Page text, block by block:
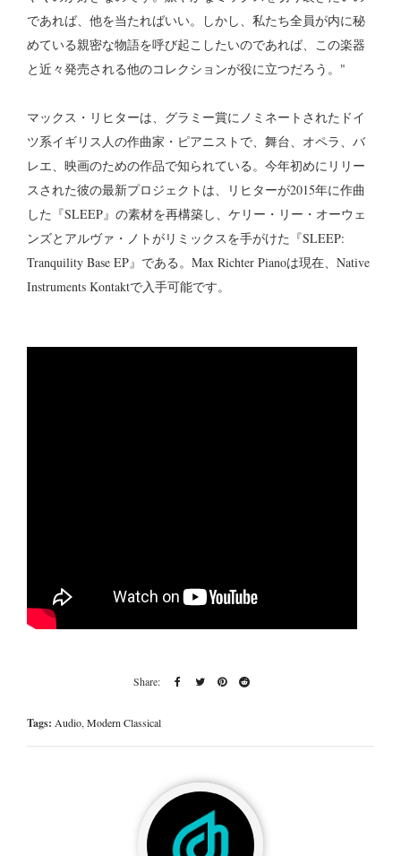
であれば、他を当たればいい。しかし、私たち全員が内に秘
めている親密な物語を呼び起こしたいのであれば、この楽器
と近々発売される他のコレクションが役に立つだろう。"
マックス・リヒターは、グラミー賞にノミネートされたドイ
ツ系イギリス人の作曲家・ピアニストで、舞台、オペラ、バ
レエ、映画のための作品で知られている。今年初めにリリー
スされた彼の最新プロジェクトは、リヒターが2015年に作曲
した『SLEEP』の素材を再構築し、ケリー・リー・オーウェ
ンズとアルヴァ・ノトがリミックスを手がけた『SLEEP:
Tranquility Base EP』である。Max Richter Pianoは現在、Native
Instruments Kontaktで入手可能です。
Tags: Audio,Modern Classical